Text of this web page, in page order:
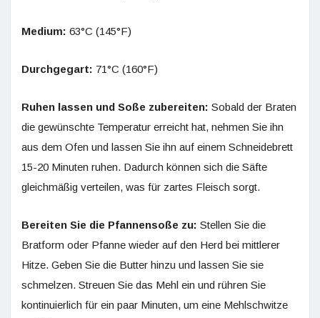
Medium: 63°C (145°F)
Durchgegart: 71°C (160°F)
Ruhen lassen und Soße zubereiten: Sobald der Braten
die gewünschte Temperatur erreicht hat, nehmen Sie ihn
aus dem Ofen und lassen Sie ihn auf einem Schneidebrett
15-20 Minuten ruhen. Dadurch können sich die Säfte
gleichmäßig verteilen, was für zartes Fleisch sorgt.
Bereiten Sie die Pfannensoße zu: Stellen Sie die
Bratform oder Pfanne wieder auf den Herd bei mittlerer
Hitze. Geben Sie die Butter hinzu und lassen Sie sie
schmelzen. Streuen Sie das Mehl ein und rühren Sie
kontinuierlich für ein paar Minuten, um eine Mehlschwitze